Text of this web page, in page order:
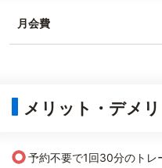
月会費
メリット・デメリ
○予約不要で1回30分のトレ